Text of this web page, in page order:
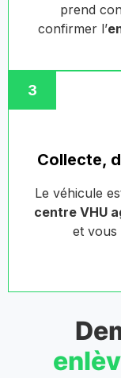
prend
confirmer l’
3
Collecte,
Le véhicule
centre VHU
et vous